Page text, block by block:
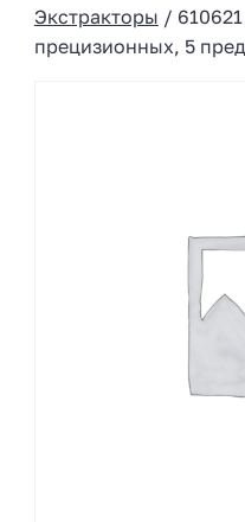
Экстракторы /
прецизионных, 5